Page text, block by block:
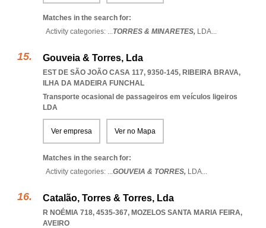
Matches in the search for:
Activity categories: ...TORRES & MINARETES, LDA...
Gouveia & Torres, Lda
EST DE SÃO JOÃO CASA 117, 9350-145, RIBEIRA BRAVA,
ILHA DA MADEIRA FUNCHAL
Transporte ocasional de passageiros em veículos ligeiros
LDA
Ver empresa Ver no Mapa
Matches in the search for:
Activity categories: ...GOUVEIA & TORRES, LDA...
Catalão, Torres & Torres, Lda
R NOÉMIA 718, 4535-367, MOZELOS SANTA MARIA FEIRA,
AVEIRO